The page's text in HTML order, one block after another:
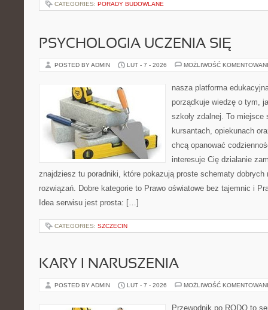
CATEGORIES: PORADY BUDOWLANE
PSYCHOLOGIA UCZENIA SIĘ
POSTED BY ADMIN LUT - 7 - 2026 MOŻLIWOŚĆ
nasza platforma
porządkuje wiedzę o tym,
szkoły zdalnej. To
kursantach, opiekunach
chcą opanować
interesuje Cię działanie
znajdziesz tu poradniki, które pokazują proste schematy dobrych
rozwiązań. Dobre kategorie to Prawo oświatowe bez tajemnic i
Idea serwisu jest prosta: […]
CATEGORIES: SZCZECIN
KARY I NARUSZENIA
POSTED BY ADMIN LUT - 7 - 2026 MOŻLIWOŚĆ
Przewodnik po RODO to